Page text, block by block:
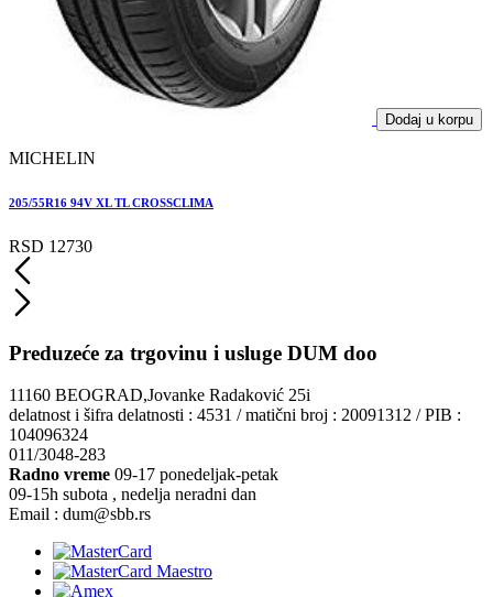
Dodaj u korpu
MICHELIN
205/55R16 94V XL TL CROSSCLIMA
RSD 12730
Preduzeće za trgovinu i usluge DUM doo
11160 BEOGRAD,Jovanke Radaković 25i
delatnost i šifra delatnosti : 4531 / matični broj : 20091312 / PIB :
104096324
011/3048-283
Radno vreme 09-17 ponedeljak-petak
09-15h subota , nedelja neradni dan
Email : dum@sbb.rs